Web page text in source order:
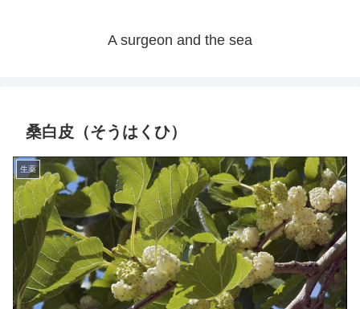
A surgeon and the sea
桑白皮（そうはくひ）
生薬